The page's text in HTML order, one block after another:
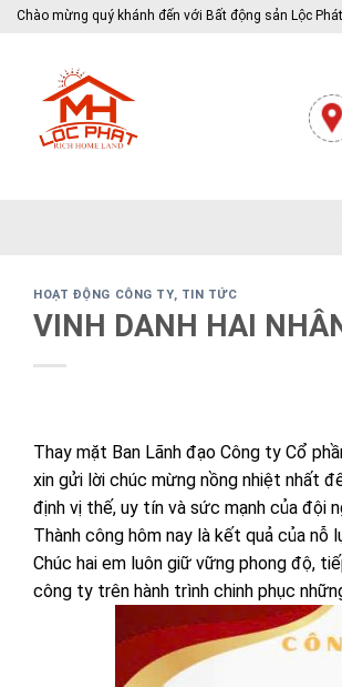
SkipChào mừng quý khánh đến với Bất động sản Lộc
HOẠT ĐỘNG CÔNG TY, TIN TỨC
VINH DANH HAI
Thay mặt Ban Lãnh đạo Công ty Cổ
xin gửi lời chúc mừng nồng nhiệt nhất
định vị thế, uy tín và sức mạnh của đội
Thành công hôm nay là kết quả của
Chúc hai em luôn giữ vững phong độ,
công ty trên hành trình chinh phục